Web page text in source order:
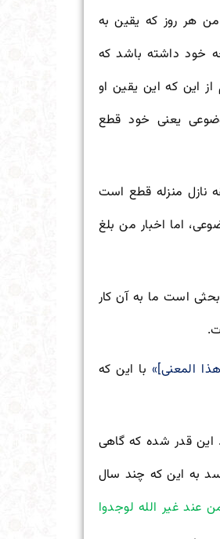
هر روز که یقین به
خود داشته باشد که
این که این یقین او
یعنی خود قطع
نازل منزله قطع است
اما اخبار من بلغ
است ما به آن کار
المعنی]»با این که
این قدر شده که گاهی
به این که چند سال
عند غير الله لوجدوا